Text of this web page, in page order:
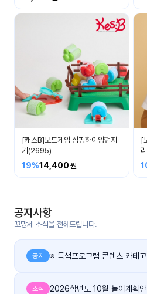
사항
이벤
트
우리
들의
이야
기
후기
게시
그
[캐스B]보드게임 점핑하이양던지
기(2695)
19%14,400
[
공지사항
꼬망세 소식을 전해드립니다.
공지 ※ 특색프로그램 콘텐츠 카테
소식 2026학년도 10월 놀이계획